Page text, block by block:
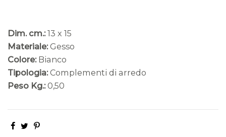
Dim. cm.: 13 x 15
Materiale: Gesso
Colore: Bianco
Tipologia: Complementi di arredo
Peso Kg.: 0,50